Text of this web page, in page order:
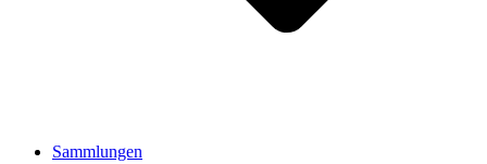
Sammlungen